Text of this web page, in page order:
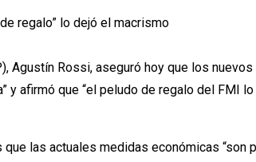
Agustín Rossi, aseguró hoy que los
afirmó que “el peludo de regalo del FMI
las actuales medidas económicas